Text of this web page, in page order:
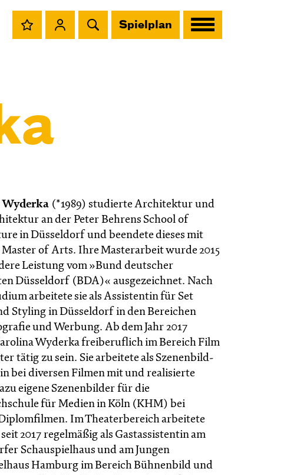
Spielplan
(*1989) studierte Architektur und
an der Peter Behrens School of
in Düsseldorf und beendete dieses mit
of Arts. Ihre Masterarbeit wurde 2015
Leistung vom »Bund deutscher
Düsseldorf (BDA)« ausgezeichnet. Nach
arbeitete sie als Assistentin für Set
Styling in Düsseldorf in den Bereichen
und Werbung. Ab dem Jahr 2017
Wyderka freiberuflich im Bereich Film
tätig zu sein. Sie arbeitete als Szenenbild-
bei diversen Filmen mit und realisierte
eigene Szenenbilder für die
für Medien in Köln (KHM) bei
Im Theaterbereich arbeitete
2017 regelmäßig als Gastassistentin am
Schauspielhaus und am Jungen
Hamburg im Bereich Bühnenbild und